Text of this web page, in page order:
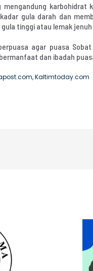
mengandung
gula darah dan
tinggi atau lemak
agar puasa
dan ibadah
Kaltimtoday.com